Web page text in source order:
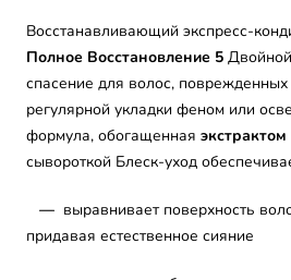
Восстанавливающий экспресс-
Полное Восстановление 5
спасение для волос, поврежденных
регулярной укладки феном или
формула, обогащенная
сывороткой Блеск-уход
— выравнивает поверхность
придавая естественное сияние